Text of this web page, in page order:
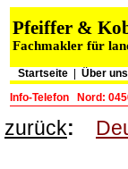
Pfeiffer &
Fachmakler für
Startseite Über uns
Info-Telefon
Nord:
zurück: